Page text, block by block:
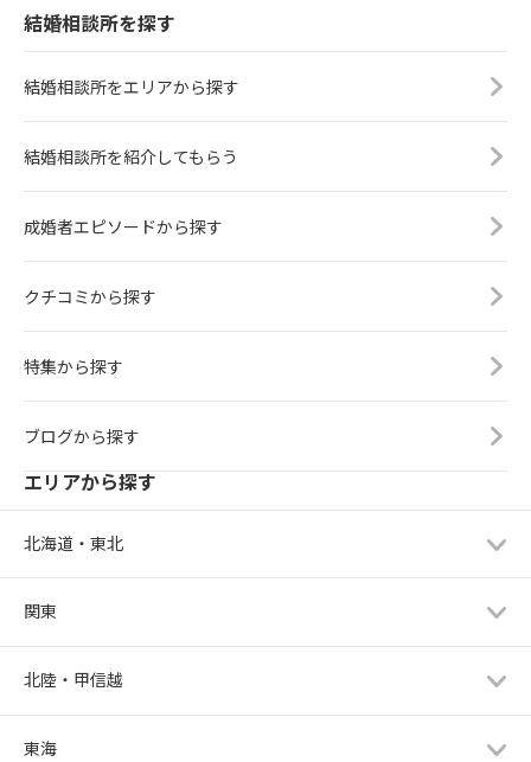
結婚相談所を探す
結婚相談所をエリアから探す
結婚相談所を紹介してもらう
成婚者エピソードから探す
クチコミから探す
特集から探す
ブログから探す
エリアから探す
北海道・東北
関東
北陸・甲信越
東海